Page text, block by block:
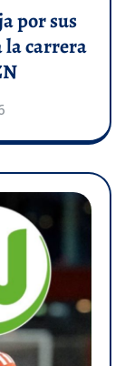
por sus
la carrera